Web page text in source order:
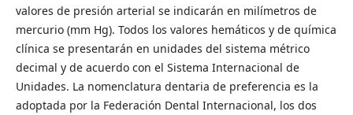
valores de presión arterial se indicarán en milímetros de
mercurio (mm Hg). Todos los valores hemáticos y de química
clínica se presentarán en unidades del sistema métrico
decimal y de acuerdo con el Sistema Internacional de
Unidades. La nomenclatura dentaria de preferencia es la
adoptada por la Federación Dental Internacional, los dos